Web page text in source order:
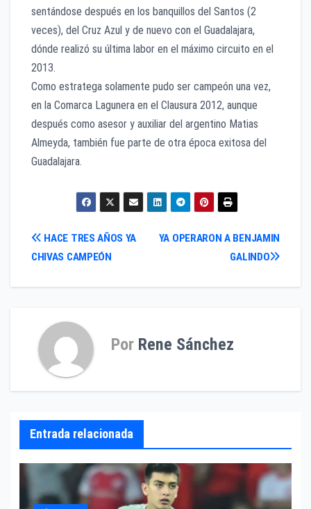
sentándose después en los banquillos del Santos (2
veces), del Cruz Azul y de nuevo con el Guadalajara,
dónde realizó su última labor en el máximo circuito en el
2013.
Como estratega solamente pudo ser campeón una vez,
en la Comarca Lagunera en el Clausura 2012, aunque
después como asesor y auxiliar del argentino Matias
Almeyda, también fue parte de otra época exitosa del
Guadalajara.
Navegación
YA OPERARON A BENJAMIN
GALINDO
HACE TRES AÑOS YA
CHIVAS CAMPEÓN
Por Rene Sánchez
Entrada relacionada